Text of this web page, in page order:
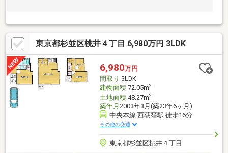
東京都杉並区桃井４丁目 6,980万円 3LDK
6,980万円
間取り 3LDK
建物面積72.05m2
土地面積48.27m2
築年月 2003年3月(築23年6ヶ月)
中央本線 西荻窪駅 徒歩16分
その他の交通
東京都杉並区桃井４丁目